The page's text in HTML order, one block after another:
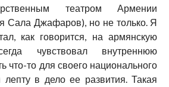
театром Армении
Сала Джафаров), но не только. Я
как говорится, на армянскую
чувствовал внутреннюю
что-то для своего национального
лепту в дело ее развития. Такая